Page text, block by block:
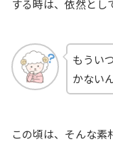
する時は、依然とし
もうい
かない
この頃は、そんな素